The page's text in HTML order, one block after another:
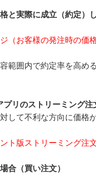
と実際に成立（約定）
（お客様の発注時の価
範囲内で約定率を高め
リのストリーミング注
して不利な方向に価格
ト版ストリーミング注
合（買い注文）